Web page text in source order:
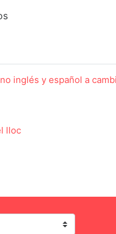
inglés y español a
lloc